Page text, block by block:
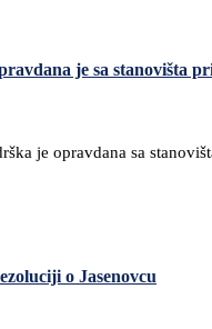
je sa stanovišta
je opravdana sa
o Jasenovcu